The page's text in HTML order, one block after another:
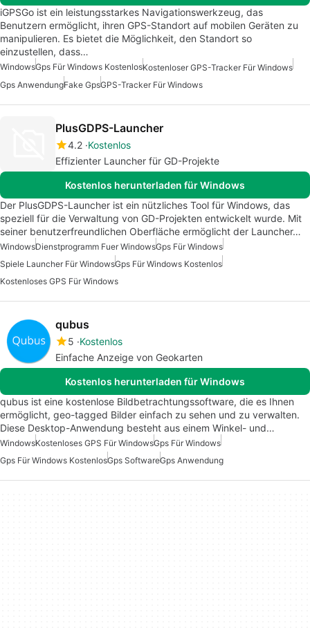
iGPSGo ist ein leistungsstarkes Navigationswerkzeug, das
Benutzern ermöglicht, ihren GPS-Standort auf mobilen Geräten zu
manipulieren. Es bietet die Möglichkeit, den Standort so
einzustellen, dass…
WindowsGps Für Windows KostenlosKostenloser GPS-Tracker Für Windows
Gps AnwendungFake GpsGPS-Tracker Für Windows
PlusGDPS-Launcher
4.2 Kostenlos
Effizienter Launcher für GD-Projekte
Kostenlos herunterladen für Windows
Der PlusGDPS-Launcher ist ein nützliches Tool für Windows, das
speziell für die Verwaltung von GD-Projekten entwickelt wurde. Mit
seiner benutzerfreundlichen Oberfläche ermöglicht der Launcher…
WindowsDienstprogramm Fuer WindowsGps Für Windows
Spiele Launcher Für WindowsGps Für Windows Kostenlos
Kostenloses GPS Für Windows
qubus
5 Kostenlos
Einfache Anzeige von Geokarten
Kostenlos herunterladen für Windows
qubus ist eine kostenlose Bildbetrachtungssoftware, die es Ihnen
ermöglicht, geo-tagged Bilder einfach zu sehen und zu verwalten.
Diese Desktop-Anwendung besteht aus einem Winkel- und…
WindowsKostenloses GPS Für WindowsGps Für Windows
Gps Für Windows KostenlosGps SoftwareGps Anwendung